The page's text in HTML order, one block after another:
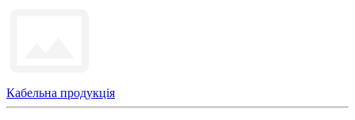
Кабельна продукція